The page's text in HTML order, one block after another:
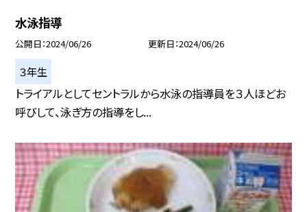
水泳指導
公開日 2024/06/26 更新日 2024/06/26
３年生
トライアルとしてセントラルから水泳の指導員を３人ほどお
呼びして、泳ぎ方の指導をし...